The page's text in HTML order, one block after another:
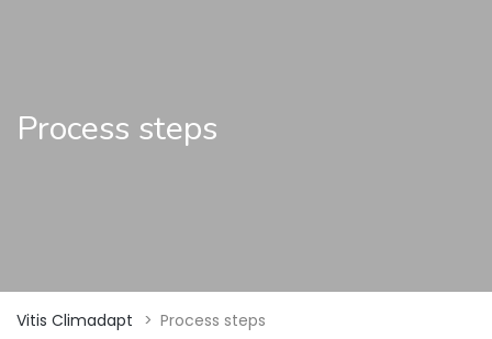
Process steps
Vitis Climadapt > Process steps